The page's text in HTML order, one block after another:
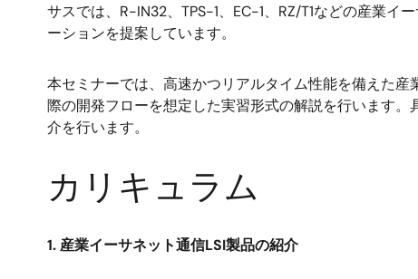
サスでは、R-IN32、TPS-1、EC-1、RZ/T1などの産業イ
ーションを提案しています。
本セミナーでは、高速かつリアルタイム性能を備えた
際の開発フローを想定した実習形式の解説を行います
介を行います。
カリキュラム
1. 産業イーサネット通信LSI製品の紹介